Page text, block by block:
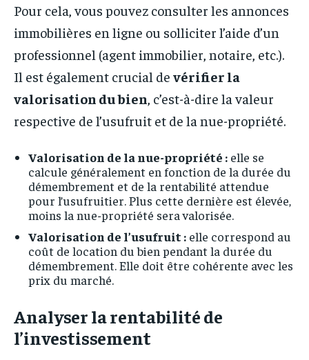
Pour cela, vous pouvez consulter les annonces
immobilières en ligne ou solliciter l’aide d’un
professionnel (agent immobilier, notaire, etc.).
Il est également crucial de vérifier la
valorisation du bien , c’est-à-dire la valeur
respective de l’usufruit et de la nue-propriété.
Valorisation de la nue-propriété : elle se
calcule généralement en fonction de la durée du
démembrement et de la rentabilité attendue
pour l’usufruitier. Plus cette dernière est élevée,
moins la nue-propriété sera valorisée.
Valorisation de l’usufruit : elle correspond au
coût de location du bien pendant la durée du
démembrement. Elle doit être cohérente avec les
prix du marché.
Analyser la rentabilité de
l’investissement